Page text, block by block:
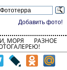
Добавить фото!
МОРЯ РАЗНОЕ